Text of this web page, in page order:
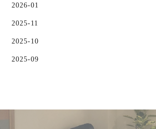
2026-01
2025-11
2025-10
2025-09